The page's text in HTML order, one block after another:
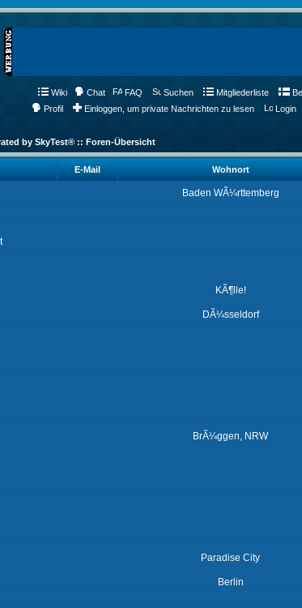
Wiki Chat FAQ Suchen Mitgliederliste
Profil
Einloggen, um private Nachrichten zu lesen Login
by SkyTest® :: Foren-Übersicht
E-Mail Wohnort
Baden WÃ¼rttemberg
KÃ¶lle!
DÃ¼sseldorf
BrÃ¼ggen, NRW
Paradise City
Berlin